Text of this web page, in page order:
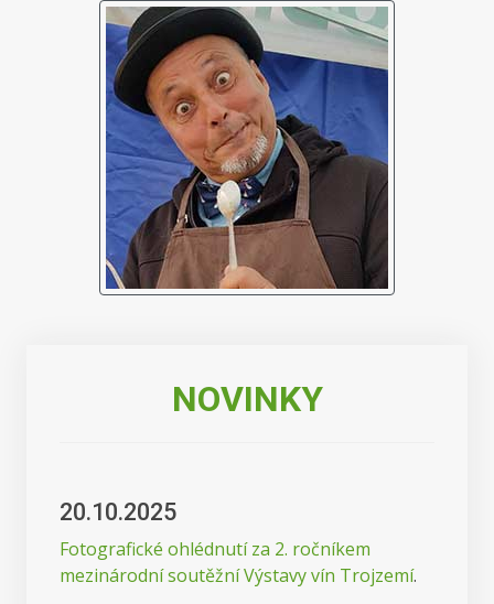
NOVINKY
20.10.2025
Fotografické ohlédnutí za 2. ročníkem
mezinárodní soutěžní Výstavy vín Trojzemí.